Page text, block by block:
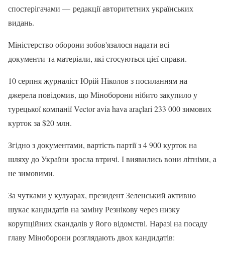
спостерігачами — редакції авторитетних українських
видань.
Міністерство оборони зобов'язалося надати всі
документи та матеріали, які стосуються цієї справи.
10 серпня журналіст Юрій Ніколов з посиланням на
джерела повідомив, що Міноборони нібито закупило у
турецької компанії Vector avia hava araçlari 233 000 зимових
курток за $20 млн.
Згідно з документами, вартість партії з 4 900 курток на
шляху до України зросла втричі. І виявились вони літніми, а
не зимовими.
За чутками у кулуарах, президент Зеленський активно
шукає кандидатів на заміну Резнікову через низку
корупційних скандалів у його відомстві. Наразі на посаду
главу Міноборони розглядають двох кандидатів: